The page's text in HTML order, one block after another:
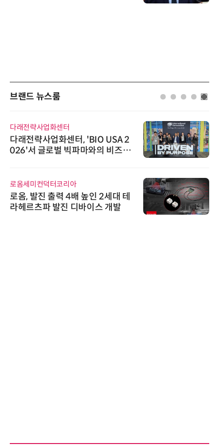
브랜드 뉴스룸
다래전략사업화센터
다래전략사업화센터, 'BIO USA 2
026'서 글로벌 빅파마와의 비즈니
로옴세미컨덕터코리아
로옴, 발진 출력 4배 높인 2세대 테
라헤르츠파 발진 디바이스 개발